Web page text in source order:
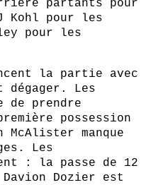
partants pour
Kohl pour les
pour les
la partie avec
Les
de prendre
possession
manque
Les
: la passe de 12
Dozier est